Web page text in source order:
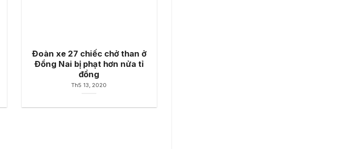
Đoàn xe 27 chiếc chở than ở
Đồng Nai bị phạt hơn nửa tỉ
đồng
Th5 13, 2020